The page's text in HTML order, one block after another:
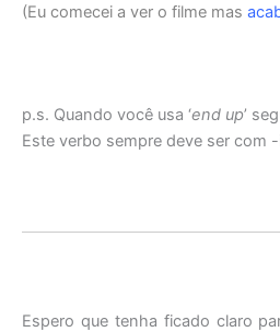
(Eu comecei a ver o filme mas
p.s. Quando você usa ‘end up’
Este verbo sempre deve ser com
Espero que tenha ficado claro